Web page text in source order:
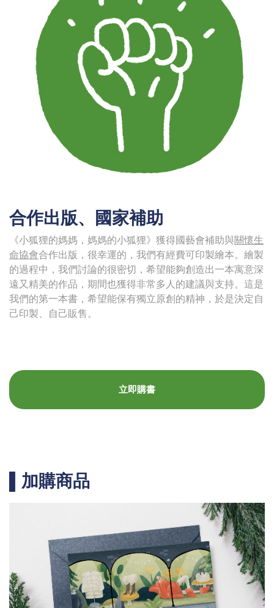
合作出版、國家補助
《小狐狸的媽媽，媽媽的小狐狸》獲得國藝會補助與關懷生
命協會合作出版，很幸運的，我們有經費可印製繪本。繪製
的過程中，我們討論的很密切，希望能夠創造出一本寓意深
遠又精美的作品，期間也獲得非常多人的建議與支持。這是
我們的第一本書，希望能保有獨立原創的精神，於是決定自
己印製、自己販售。
立即購書
▌加購商品